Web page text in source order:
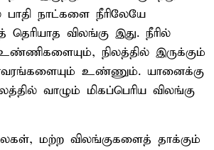
பாதி நாட்களை நீரிலேயே
தெரியாத விலங்கு இது. நீரில்
நிலத்தில் இருக்கும்
உண்ணும். யானைக்கு
வாழும் மிகப்பெரிய விலங்கு
மற்ற விலங்குகளைத் தாக்கும்